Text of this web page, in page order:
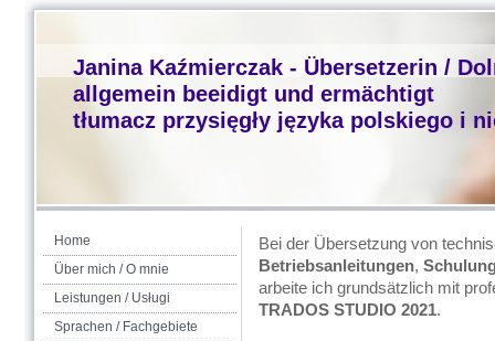
Janina Kaźmierczak - Übersetzerin /
allgemein beeidigt und ermächtigt
tłumacz przysięgły języka polskiego i
Home
Über mich / O mnie
Leistungen / Usługi
Sprachen / Fachgebiete
Bei der Übersetzung von
Betriebsanleitungen,
arbeite ich grundsätzlich mit
TRADOS STUDIO 2021.